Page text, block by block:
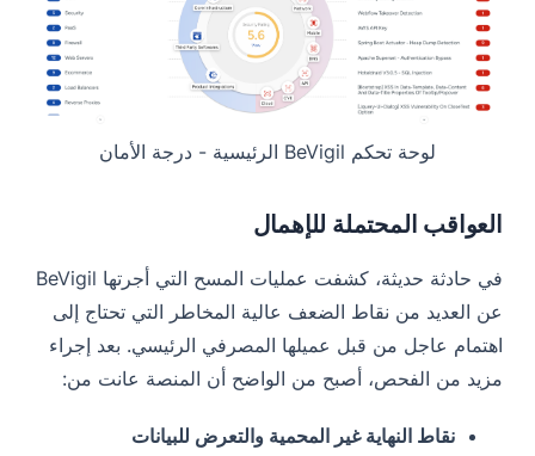
لوحة تحكم BeVigil الرئيسية - درجة الأمان
العواقب المحتملة للإهمال
في حادثة حديثة، كشفت عمليات المسح التي أجرتها BeVigil
عن العديد من نقاط الضعف عالية المخاطر التي تحتاج إلى
اهتمام عاجل من قبل عميلها المصرفي الرئيسي. بعد إجراء
مزيد من الفحص، أصبح من الواضح أن المنصة عانت من:
نقاط النهاية غير المحمية والتعرض للبيانات